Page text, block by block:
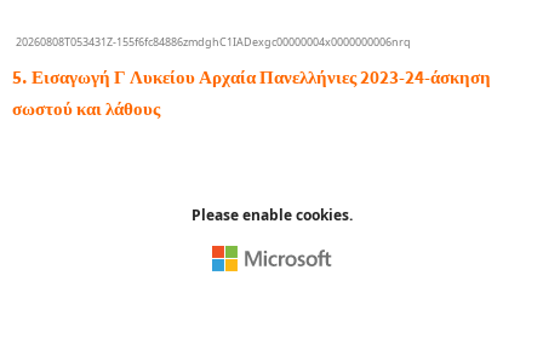
5. Εισαγωγή Γ Λυκείου Αρχαία Πανελλήνιες 2023-24-άσκηση
σωστού και λάθους